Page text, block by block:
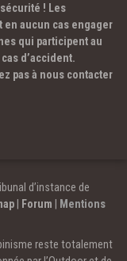
! Les
aucun cas engager
qui participent au
d’accident.
pas à nous contacter
d’instance de
| Forum
Mentions
reste totalement